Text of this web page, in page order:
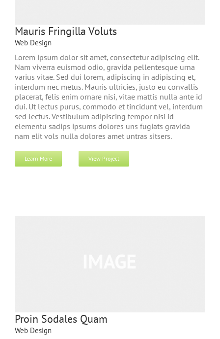
Mauris Fringilla Voluts
Web Design
Lorem ipsum dolor sit amet, consectetur adipiscing elit.
Nam viverra euismod odio, gravida pellentesque urna
varius vitae. Sed dui lorem, adipiscing in adipiscing et,
interdum nec metus. Mauris ultricies, justo eu convallis
placerat, felis enim ornare nisi, vitae mattis nulla ante id
dui. Ut lectus purus, commodo et tincidunt vel, interdum
sed lectus. Vestibulum adipiscing tempor nisi id
elementu sadips ipsums dolores uns fugiats gravida
nam elit vols nulla dolores amet untras sitsers.
Learn More View Project
Proin Sodales Quam
Web Design